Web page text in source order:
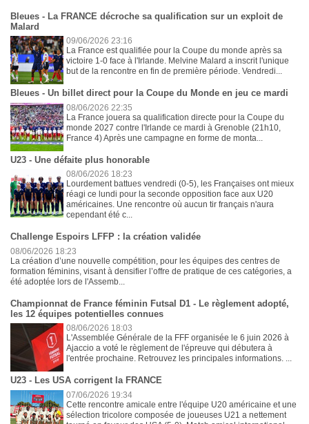
Bleues - La FRANCE décroche sa qualification sur un exploit de
Malard
09/06/2026 23:16
La France est qualifiée pour la Coupe du monde après sa
victoire 1-0 face à l'Irlande. Melvine Malard a inscrit l'unique
but de la rencontre en fin de première période. Vendredi...
Bleues - Un billet direct pour la Coupe du Monde en jeu ce mardi
08/06/2026 22:35
La France jouera sa qualification directe pour la Coupe du
monde 2027 contre l'Irlande ce mardi à Grenoble (21h10,
France 4) Après une campagne en forme de monta...
U23 - Une défaite plus honorable
08/06/2026 18:23
Lourdement battues vendredi (0-5), les Françaises ont mieux
réagi ce lundi pour la seconde opposition face aux U20
américaines. Une rencontre où aucun tir français n'aura
cependant été c...
Challenge Espoirs LFFP : la création validée
08/06/2026 18:23
La création d’une nouvelle compétition, pour les équipes des centres de
formation féminins, visant à densifier l’offre de pratique de ces catégories, a
été adoptée lors de l'Assemb...
Championnat de France féminin Futsal D1 - Le règlement adopté,
les 12 équipes potentielles connues
08/06/2026 18:03
L'Assemblée Générale de la FFF organisée le 6 juin 2026 à
Ajaccio a voté le règlement de l'épreuve qui débutera à
l'entrée prochaine. Retrouvez les principales informations. ...
U23 - Les USA corrigent la FRANCE
07/06/2026 19:34
Cette rencontre amicale entre l'équipe U20 américaine et une
sélection tricolore composée de joueuses U21 a nettement